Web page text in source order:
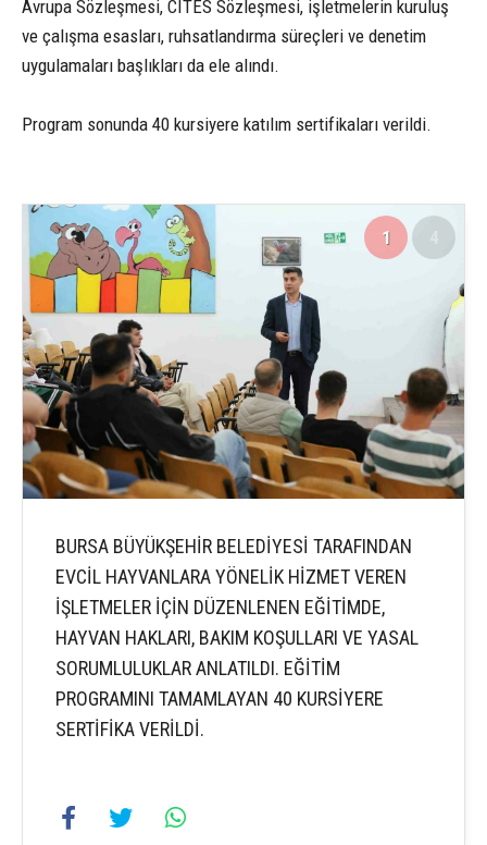
Avrupa Sözleşmesi, CITES Sözleşmesi, işletmelerin kuruluş
ve çalışma esasları, ruhsatlandırma süreçleri ve denetim
uygulamaları başlıkları da ele alındı.
Program sonunda 40 kursiyere katılım sertifikaları verildi.
1
BURSA BÜYÜKŞEHİR BELEDİYESİ TARAFINDAN
EVCİL HAYVANLARA YÖNELİK HİZMET VEREN
İŞLETMELER İÇİN DÜZENLENEN EĞİTİMDE,
HAYVAN HAKLARI, BAKIM KOŞULLARI VE YASAL
SORUMLULUKLAR ANLATILDI. EĞİTİM
PROGRAMINI TAMAMLAYAN 40 KURSİYERE
SERTİFİKA VERİLDİ.